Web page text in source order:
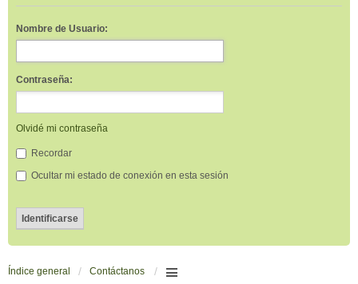
Nombre de Usuario:
Contraseña:
Olvidé mi contraseña
Recordar
Ocultar mi estado de conexión en esta sesión
Índice general Contáctanos